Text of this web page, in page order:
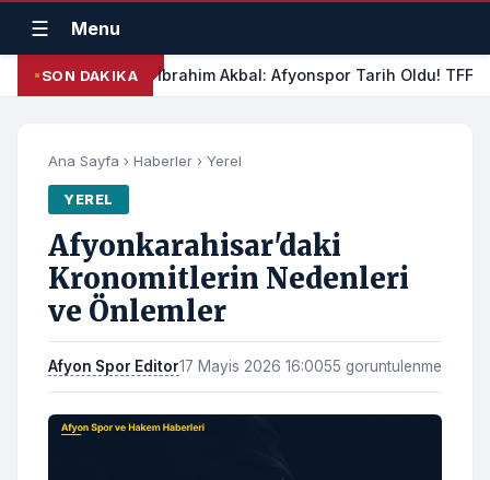
☰ Menu
SON DAKIKA İbrahim Akbal: Afyonspor Tarih Oldu! TFF
Ana Sayfa › Haberler › Yerel
YEREL
Afyonkarahisar'daki
Kronomitlerin Nedenleri
ve Önlemler
Afyon Spor Editor17 Mayis 2026 16:0055 goruntulenme